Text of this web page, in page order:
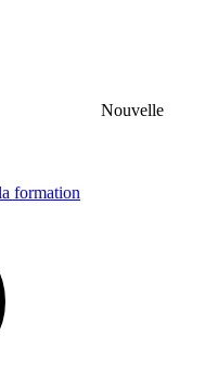
Nouvelle
formation